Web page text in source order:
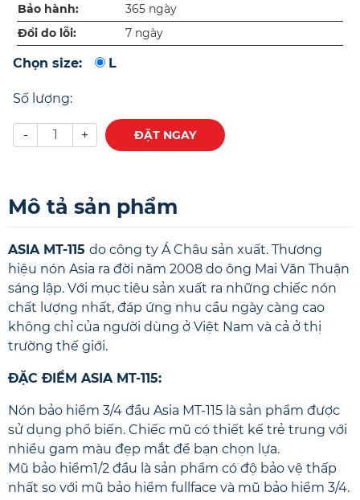
Bảo hành:
365 ngày
Đổi do lỗi:
7 ngày
Chọn size: L
Số lượng:
- + ĐẶT NGAY
Mô tả sản phẩm
ASIA MT-115 do công ty Á Châu sản xuất. Thương
hiệu nón Asia ra đời năm 2008 do ông Mai Văn Thuận
sáng lập. Với mục tiêu sản xuất ra những chiếc nón
chất lượng nhất, đáp ứng nhu cầu ngày càng cao
không chỉ của người dùng ở Việt Nam và cả ở thị
trường thế giới.
ĐẶC ĐIỂM ASIA MT-115:
Nón bảo hiểm 3/4 đầu Asia MT-115 là sản phẩm được
sử dụng phổ biến. Chiếc mũ có thiết kế trẻ trung với
nhiều gam màu đẹp mắt để bạn chọn lựa.
Mũ bảo hiểm1/2 đầu là sản phẩm có độ bảo vệ thấp
nhất so với mũ bảo hiểm fullface và mũ bảo hiểm 3/4.